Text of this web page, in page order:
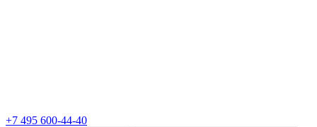
+7 495 600-44-40